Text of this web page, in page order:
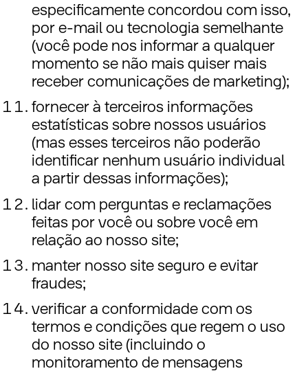
especificamente concordou com isso,
por e-mail ou tecnologia semelhante
(você pode nos informar a qualquer
momento se não mais quiser mais
receber comunicações de marketing);
fornecer à terceiros informações
estatísticas sobre nossos usuários
(mas esses terceiros não poderão
identificar nenhum usuário individual
a partir dessas informações);
lidar com perguntas e reclamações
feitas por você ou sobre você em
relação ao nosso site;
manter nosso site seguro e evitar
fraudes;
verificar a conformidade com os
termos e condições que regem o uso
do nosso site (incluindo o
monitoramento de mensagens